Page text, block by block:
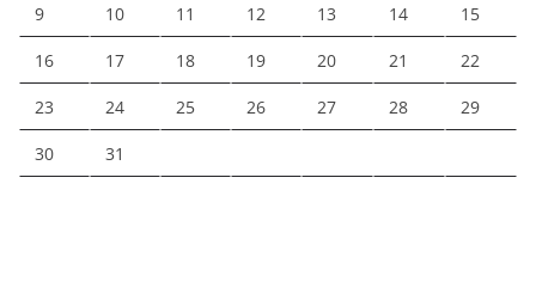
9 10 11 12 13 14 15
16 17 18 19 20 21 22
23 24 25 26 27 28 29
30 31